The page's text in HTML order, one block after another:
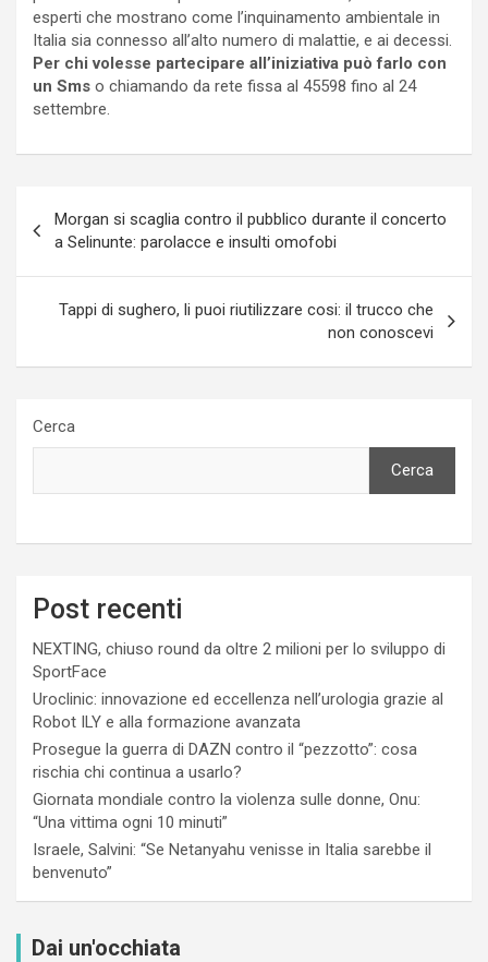
esperti che mostrano come l’inquinamento ambientale in
Italia sia connesso all’alto numero di malattie, e ai decessi.
Per chi volesse partecipare all’iniziativa può farlo con
un Sms o chiamando da rete fissa al 45598 fino al 24
settembre.
articoli
Morgan si scaglia contro il pubblico durante il concerto
a Selinunte: parolacce e insulti omofobi
Tappi di sughero, li puoi riutilizzare cosi: il trucco che
non conoscevi
Cerca
Cerca
Post recenti
NEXTING, chiuso round da oltre 2 milioni per lo sviluppo di
SportFace
Uroclinic: innovazione ed eccellenza nell’urologia grazie al
Robot ILY e alla formazione avanzata
Prosegue la guerra di DAZN contro il “pezzotto”: cosa
rischia chi continua a usarlo?
Giornata mondiale contro la violenza sulle donne, Onu:
“Una vittima ogni 10 minuti”
Israele, Salvini: “Se Netanyahu venisse in Italia sarebbe il
benvenuto”
Dai un'occhiata